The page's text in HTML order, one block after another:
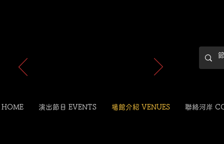
HOME 演出節目 EVENTS 場館介紹 VENUES 聯絡河岸